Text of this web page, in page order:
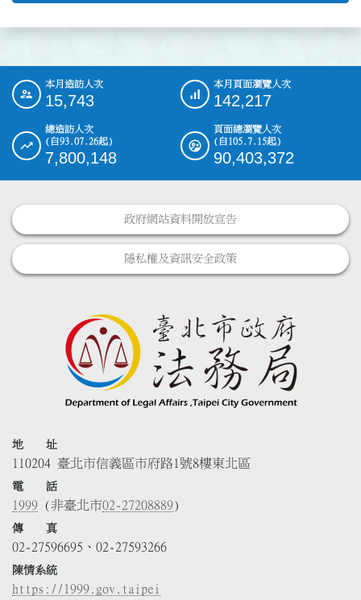
::: 本月造訪人次
15,743
本月頁面瀏覽人次
142,217
總造訪人次
(自93.07.26起)
7,800,148
頁面總瀏覽人次
(自105.7.15起)
90,403,372
政府網站資料開放宣告
隱私權及資訊安全政策
地 址
110204 臺北市信義區市府路1號8樓東北區
電 話
1999 (非臺北市02-27208889)
傳 真
02-27596695、02-27593266
陳情系統
https://1999.gov.taipei